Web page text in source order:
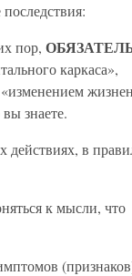
пор,
каркаса»,
знаете.
действиях, в
к мысли, что